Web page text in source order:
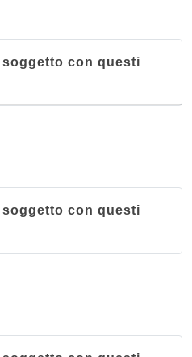
con questi
con questi